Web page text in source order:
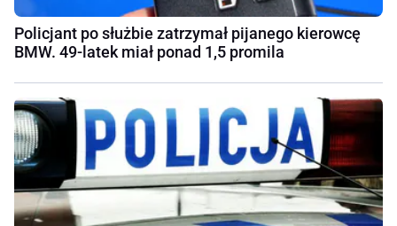
Policjant po służbie zatrzymał pijanego kierowcę
BMW. 49-latek miał ponad 1,5 promila